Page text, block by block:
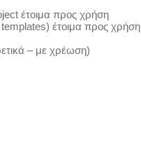
έτοιμα προς χρήση
έτοιμα προς χρήση
– με χρέωση)